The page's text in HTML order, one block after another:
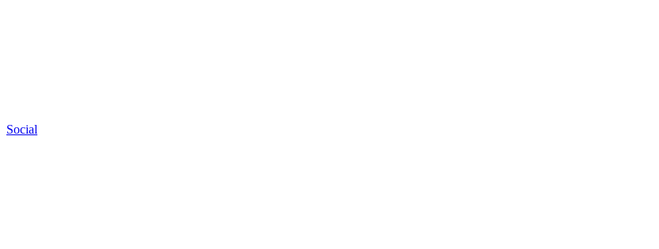
Social